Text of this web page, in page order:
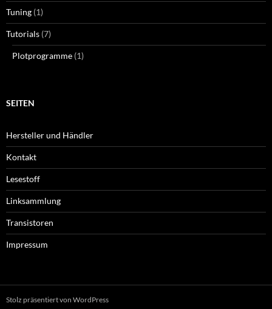
Tuning (1)
Tutorials (7)
Plotprogramme (1)
SEITEN
Hersteller und Händler
Kontakt
Lesestoff
Linksammlung
Transistoren
Impressum
Stolz präsentiert von WordPress